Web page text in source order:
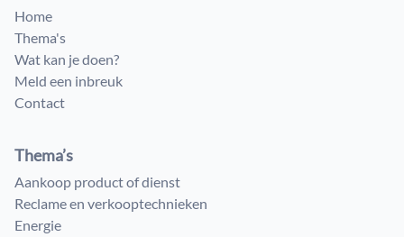
Home
Thema's
Wat kan je doen?
Meld een inbreuk
Contact
Thema’s
Aankoop product of dienst
Reclame en verkooptechnieken
Energie